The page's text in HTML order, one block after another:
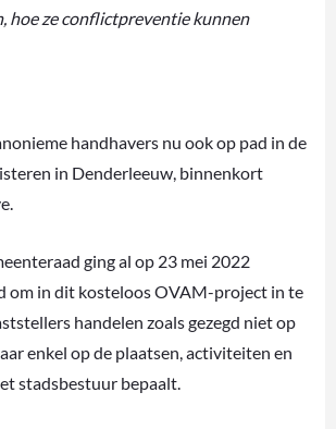
hoe ze conflictpreventie kunnen
handhavers nu ook op pad in de
in Denderleeuw, binnenkort
ging al op 23 mei 2022
om in dit kosteloos OVAM-project in te
handelen zoals gezegd niet op
enkel op de plaatsen, activiteiten en
stadsbestuur bepaalt.